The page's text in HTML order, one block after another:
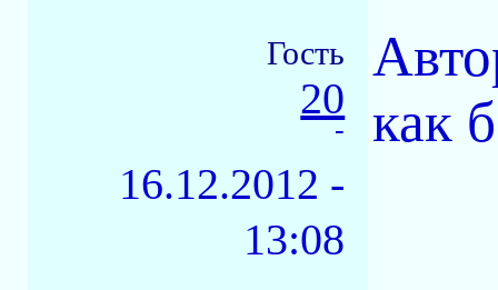
Гость
20
-
16.12.2012 -
13:08
как